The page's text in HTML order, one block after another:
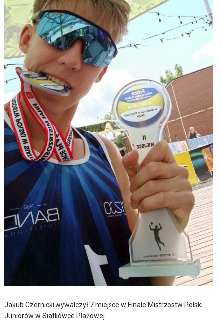
Jakub Czernicki wywalczył 7 miejsce w Finale Mistrzostw Polski
Juniorów w Siatkówce Plażowej